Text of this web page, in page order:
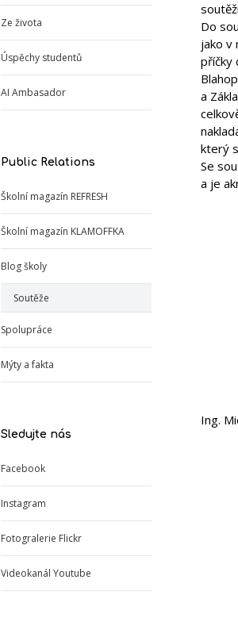
Ze života
Úspěchy studentů
AI Ambasador
Public Relations
Školní magazín REFRESH
Školní magazín KLAMOFFKA
Blog školy
Soutěže
Spolupráce
Mýty a fakta
Sledujte nás
Facebook
Instagram
Fotogralerie Flickr
Videokanál Youtube
Do
jako v
příčky
a
který
Se
a je
Ing.